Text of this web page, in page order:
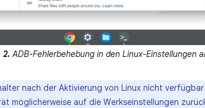
ADB-Fehlerbehebung in den Linux-Einstellungen
nach der Aktivierung von Linux nicht
möglicherweise auf die Werkseinstellungen